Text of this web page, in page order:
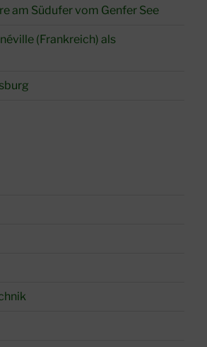
am Südufer vom Genfer See
(Frankreich) als